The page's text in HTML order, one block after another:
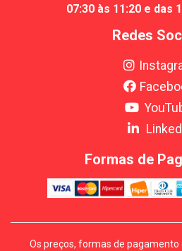
07:30 às 11:20 e das
Redes
Formas de
Os preços, formas de pagamento